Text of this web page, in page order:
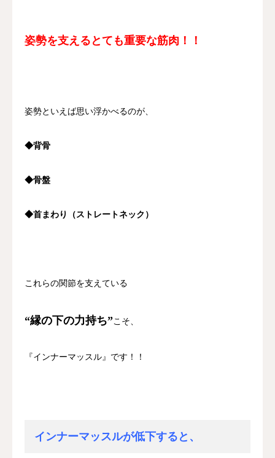
姿勢を支えるとても重要な筋肉！！
姿勢といえば思い浮かべるのが、
◆背骨
◆骨盤
◆首まわり（ストレートネック）
これらの関節を支えている
“縁の下の力持ち”こそ、
『インナーマッスル』です！！
インナーマッスルが低下すると、